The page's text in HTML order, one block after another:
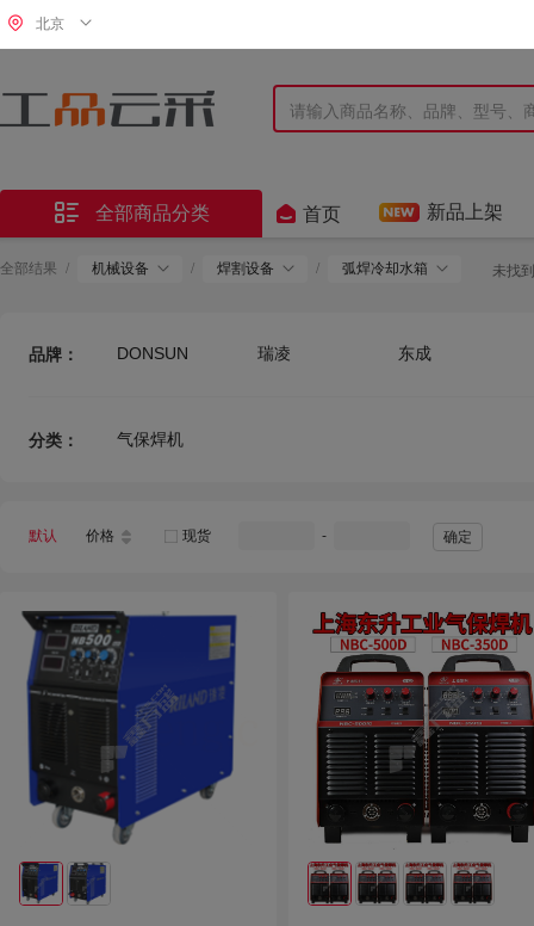
北京
 全部商品分类  首页 新品上架
全部结果 / 机械设备 / 焊割设备 / 弧焊冷却水箱 未找
品牌： DONSUN 瑞凌
东成
分类： 气保焊机
默认 价格 现货 - 确定